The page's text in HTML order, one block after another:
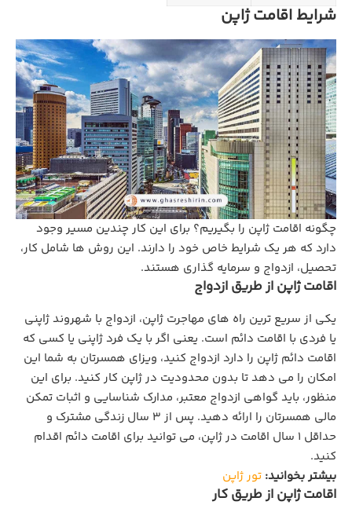
شرایط اقامت ژاپن
چگونه اقامت ژاپن را بگیریم؟ برای این کار چندین مسیر وجود
دارد که هر یک شرایط خاص خود را دارند. این روش ها شامل کار،
تحصیل، ازدواج و سرمایه گذاری هستند.
اقامت ژاپن از طریق ازدواج
یکی از سریع ترین راه های مهاجرت ژاپن، ازدواج با شهروند ژاپنی
یا فردی با اقامت دائم است. یعنی اگر با یک فرد ژاپنی یا کسی که
اقامت دائم ژاپن را دارد ازدواج کنید، ویزای همسرتان به شما این
امکان را می دهد تا بدون محدودیت در ژاپن کار کنید. برای این
منظور، باید گواهی ازدواج معتبر، مدارک شناسایی و اثبات تمکن
مالی همسرتان را ارائه دهید. پس از 3 سال زندگی مشترک و
حداقل 1 سال اقامت در ژاپن، می توانید برای اقامت دائم اقدام
کنید.
بیشتر بخوانید: تور ژاپن
اقامت ژاپن از طریق کار